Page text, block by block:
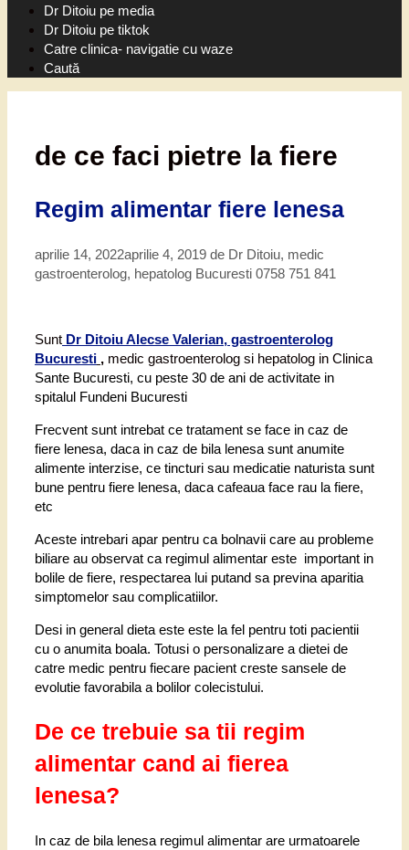
Dr Ditoiu pe media
Dr Ditoiu pe tiktok
Catre clinica- navigatie cu waze
Caută
de ce faci pietre la fiere
Regim alimentar fiere lenesa
aprilie 14, 2022aprilie 4, 2019 de Dr Ditoiu, medic
gastroenterolog, hepatolog Bucuresti 0758 751 841
Sunt Dr Ditoiu Alecse Valerian, gastroenterolog
Bucuresti , medic gastroenterolog si hepatolog in Clinica
Sante Bucuresti, cu peste 30 de ani de activitate in
spitalul Fundeni Bucuresti
Frecvent sunt intrebat ce tratament se face in caz de
fiere lenesa, daca in caz de bila lenesa sunt anumite
alimente interzise, ce tincturi sau medicatie naturista sunt
bune pentru fiere lenesa, daca cafeaua face rau la fiere,
etc
Aceste intrebari apar pentru ca bolnavii care au probleme
biliare au observat ca regimul alimentar este important in
bolile de fiere, respectarea lui putand sa previna aparitia
simptomelor sau complicatiilor.
Desi in general dieta este este la fel pentru toti pacientii
cu o anumita boala. Totusi o personalizare a dietei de
catre medic pentru fiecare pacient creste sansele de
evolutie favorabila a bolilor colecistului.
De ce trebuie sa tii regim
alimentar cand ai fierea
lenesa?
In caz de bila lenesa regimul alimentar are urmatoarele